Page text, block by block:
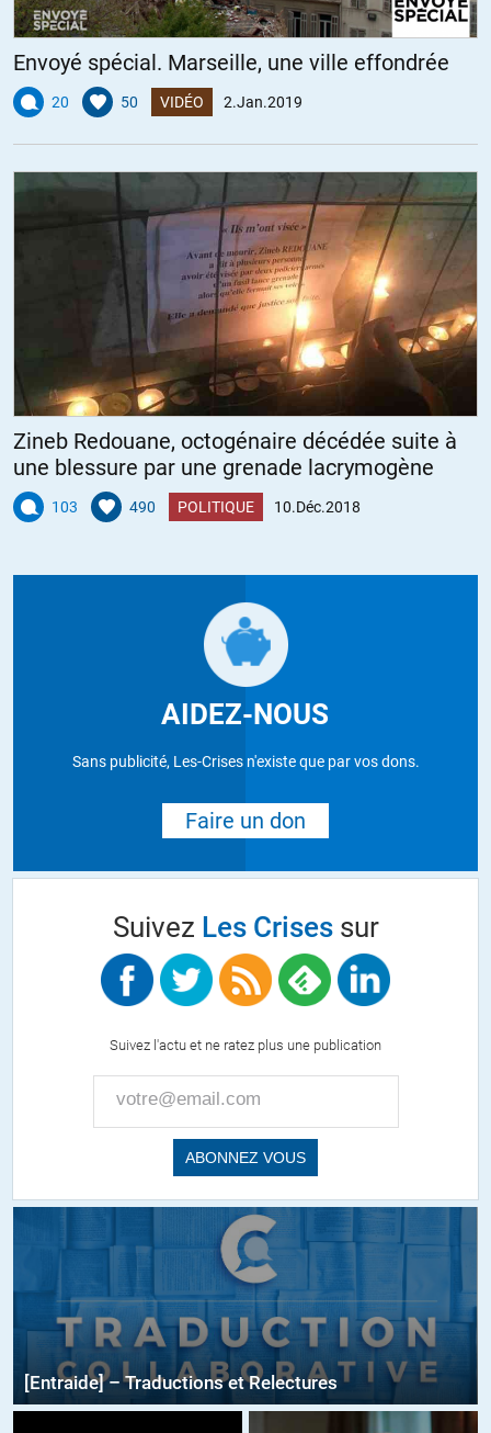
Envoyé spécial. Marseille, une ville effondrée
20 50 VIDÉO 2.Jan.2019
Zineb Redouane, octogénaire décédée suite à
une blessure par une grenade lacrymogène
103 490 POLITIQUE 10.Déc.2018
AIDEZ-NOUS
Sans publicité, Les-Crises n'existe que par vos dons.
Faire un don
Suivez Les Crisessur
Suivez l'actu et ne ratez plus une publication
[Entraide] – Traductions et Relectures